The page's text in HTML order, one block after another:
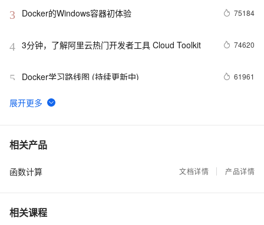
3 Docker的Windows容器初体验 75184
4 3分钟，了解阿里云热门开发者工具 Cloud Toolkit 74620
5 Docker学习路线图 (持续更新中) 61961
6 当 Kubernetes 遇到阿里云
7 基于Docker容器的，Jenkins、GitLab构建持续集成
8 谈谈 Docker Volume 之权限管理（一） 43497
9
Pipeline篇(updated on 2016.12.23)
相关产品
函数计算 文档详情 产品详情
相关课程